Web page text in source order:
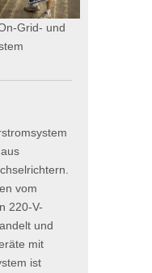
Grid- und
vom
220-V-
und
mit
ist